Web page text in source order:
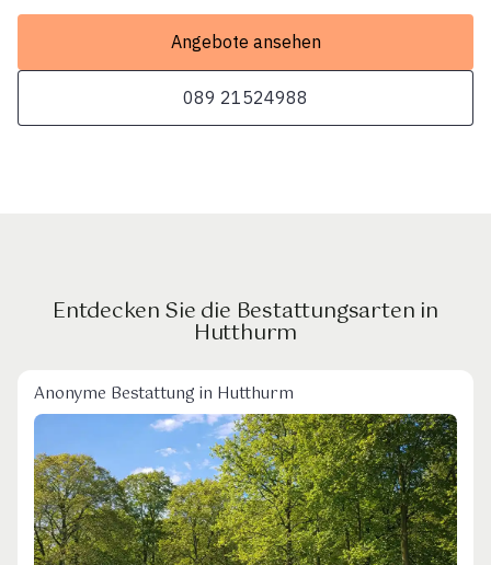
Angebote ansehen
089 21524988
Entdecken Sie die Bestattungsarten in
Hutthurm
Anonyme Bestattung in Hutthurm